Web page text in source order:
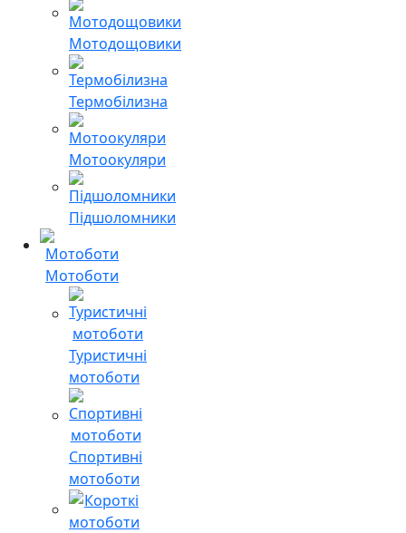
Мотодощовики
Термобілизна
Мотоокуляри
Підшоломники
Мотоботи
Туристичні
мотоботи
Спортивні
мотоботи